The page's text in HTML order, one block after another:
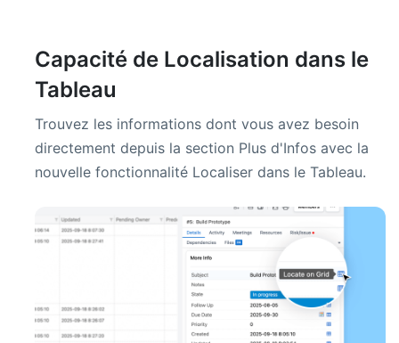
Capacité de Localisation dans le
Tableau
Trouvez les informations dont vous avez besoin
directement depuis la section Plus d'Infos avec la
nouvelle fonctionnalité Localiser dans le Tableau.